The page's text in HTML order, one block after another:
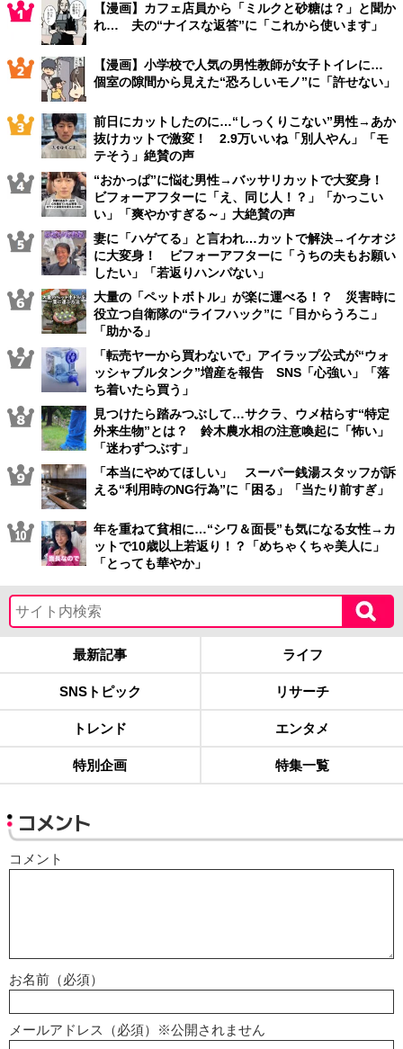
【漫画】カフェ店員から「ミルクと砂糖は？」と聞か
れ… 夫の“ナイスな返答”に「これから使います」
【漫画】小学校で人気の男性教師が女子トイレに…
個室の隙間から見えた“恐ろしいモノ”に「許せない」
前日にカットしたのに…“しっくりこない”男性→あか
抜けカットで激変！ 2.9万いいね「別人やん」「モ
テそう」絶賛の声
“おかっぱ”に悩む男性→バッサリカットで大変身！
ビフォーアフターに「え、同じ人！？」「かっこい
い」「爽やかすぎる～」大絶賛の声
妻に「ハゲてる」と言われ…カットで解決→イケオジ
に大変身！ ビフォーアフターに「うちの夫もお願い
したい」「若返りハンパない」
大量の「ペットボトル」が楽に運べる！？ 災害時に
役立つ自衛隊の“ライフハック”に「目からうろこ」
「助かる」
「転売ヤーから買わないで」アイラップ公式が“ウォ
ッシャブルタンク”増産を報告 SNS「心強い」「落
ち着いたら買う」
見つけたら踏みつぶして…サクラ、ウメ枯らす“特定
外来生物”とは？ 鈴木農水相の注意喚起に「怖い」
「迷わずつぶす」
「本当にやめてほしい」 スーパー銭湯スタッフが訴
える“利用時のNG行為”に「困る」「当たり前すぎ」
年を重ねて貧相に…“シワ＆面長”も気になる女性→カ
ットで10歳以上若返り！？「めちゃくちゃ美人に」
「とっても華やか」
最新記事 ライフ
SNSトピック リサーチ
トレンド エンタメ
特別企画 特集一覧
コメント
コメント
お名前（必須）
メールアドレス（必須）※公開されません